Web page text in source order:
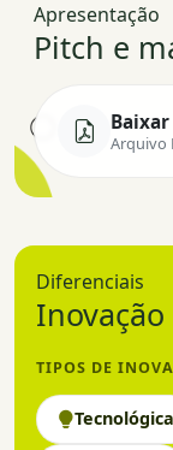
Apresentação
Pitch e
Arquivo
Diferenciais
Inovação
TIPOS DE
Tecnológica